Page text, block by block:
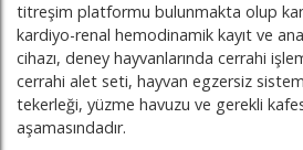
titreşim platformu bulunmakta olup
kardiyo-renal hemodinamik kayıt ve
cihazı, deney hayvanlarında cerrahi
cerrahi alet seti, hayvan egzersiz
tekerleği, yüzme havuzu ve gerekli
aşamasındadır.